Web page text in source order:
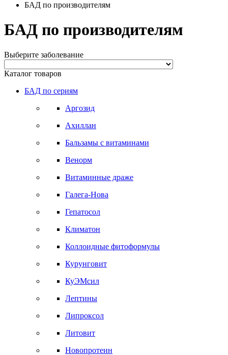
БАД по производителям
БАД по производителям
Выберите заболевание
Каталог товаров
БАД по сериям
Аргозид
Ахиллан
Бальзамы с витаминами
Венорм
Витаминные драже
Галега-Нова
Гепатосол
Климатон
Коллоидные фитоформулы
Курунговит
КуЭМсил
Лептины
Липроксол
Литовит
Новопротеин